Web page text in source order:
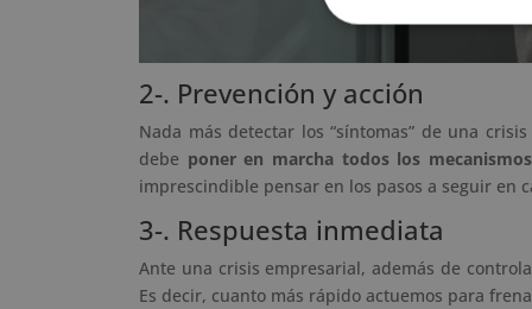
2-. Prevención y acción
Nada más detectar los “síntomas” de una
debe poner en marcha todos los
imprescindible pensar en los pasos a seguir en
3-. Respuesta inmediata
Ante una crisis empresarial, además de
Es decir, cuanto más rápido actuemos para